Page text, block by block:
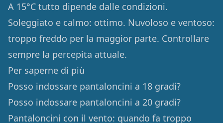
A 15°C tutto dipende dalle condizioni.
Soleggiato e calmo: ottimo. Nuvoloso e ventoso:
troppo freddo per la maggior parte. Controllare
sempre la percepita attuale.
Per saperne di più
Posso indossare pantaloncini a 18 gradi?
Posso indossare pantaloncini a 20 gradi?
Pantaloncini con il vento: quando fa troppo